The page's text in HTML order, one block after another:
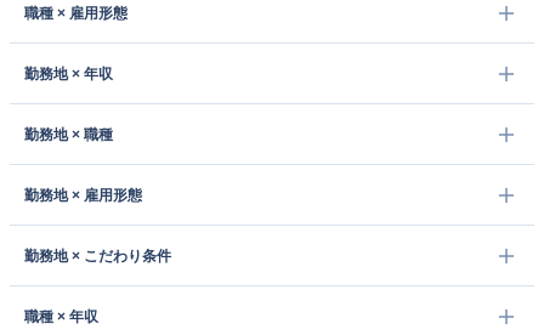
職種 × 雇用形態
勤務地 × 年収
勤務地 × 職種
勤務地 × 雇用形態
勤務地 × こだわり条件
職種 × 年収